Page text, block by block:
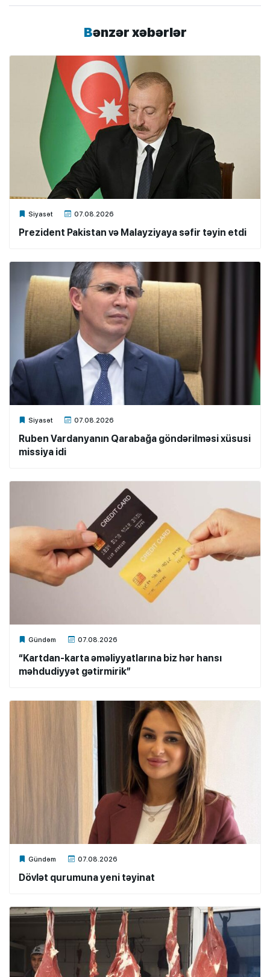
Bənzər xəbərlər
Siyasət 07.08.2026
Xalq.Online
Prezident Pakistan və Malayziyaya səfir təyin etdi
Siyasət 07.08.2026
Xalq.Online
Ruben Vardanyanın Qarabağa göndərilməsi xüsusi
missiya idi
Gündəm 07.08.2026
Xalq.Online
“Kartdan-karta əməliyyatlarına biz hər hansı
məhdudiyyət gətirmirik”
Gündəm 07.08.2026
Xalq.Online
Dövlət qurumuna yeni təyinat